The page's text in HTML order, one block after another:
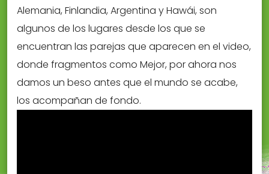
Alemania, Finlandia, Argentina y Hawái, son
algunos de los lugares desde los que se
encuentran las parejas que aparecen en el video,
donde fragmentos como Mejor, por ahora nos
damos un beso antes que el mundo se acabe,
los acompañan de fondo.